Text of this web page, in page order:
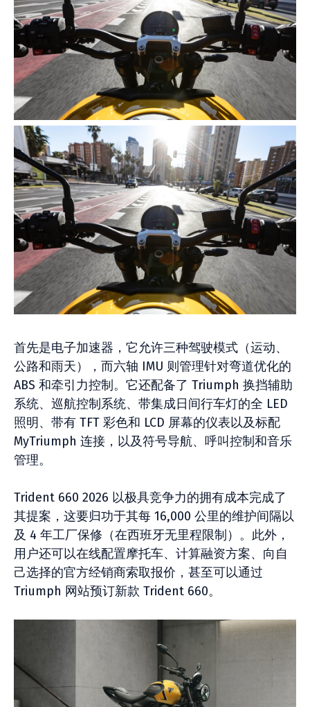
首先是电子加速器，它允许三种驾驶模式（运动、
公路和雨天），而六轴 IMU 则管理针对弯道优化的
ABS 和牵引力控制。它还配备了 Triumph 换挡辅助
系统、巡航控制系统、带集成日间行车灯的全 LED
照明、带有 TFT 彩色和 LCD 屏幕的仪表以及标配
MyTriumph 连接，以及符号导航、呼叫控制和音乐
管理。
Trident 660 2026 以极具竞争力的拥有成本完成了
其提案，这要归功于其每 16,000 公里的维护间隔以
及 4 年工厂保修（在西班牙无里程限制）。此外，
用户还可以在线配置摩托车、计算融资方案、向自
己选择的官方经销商索取报价，甚至可以通过
Triumph 网站预订新款 Trident 660。